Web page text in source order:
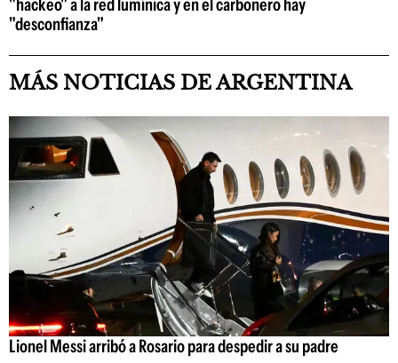
"hackeo" a la red lumínica y en el carbonero hay
"desconfianza"
MÁS NOTICIAS DE ARGENTINA
Lionel Messi arribó a Rosario para despedir a su padre